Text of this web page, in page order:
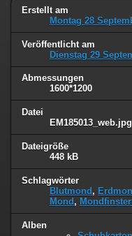
Erstellt am
Montag 28
Veröffentlicht am
Dienstag 29
Abmessungen
1600*1200
Datei
EM185013_web.jpg
Dateigröße
448 kB
Schlagwörter
Blutmond ,
Mond ,
Alben